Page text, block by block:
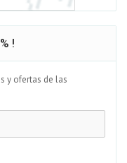
!
y ofertas de las